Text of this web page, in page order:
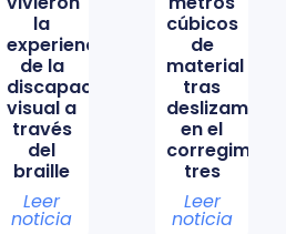
la
experiencia
de la
discapacidad
visual a
través
del
braille
Leer
noticia
cúbicos
de
material
tras
deslizamiento
en el
corregimiento
tres
Leer
noticia